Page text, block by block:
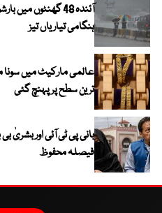
آئندہ 48 گھنٹوں
ہنگامی تیاریاں تیز
ترین سطح پر پہنچ گئی
بانی پی ٹی آئی اور بشریٰ
فیصلہ محفوظ